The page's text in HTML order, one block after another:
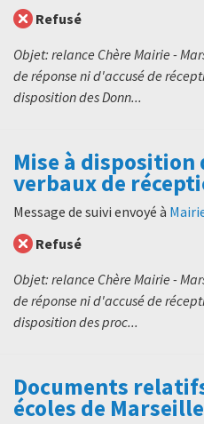
Refusé
Objet: relance Chère Mairie -
de réponse ni d'accusé de
disposition des Donn...
Mise à disposition
verbaux de
Message de suivi envoyé à
Refusé
Objet: relance Chère Mairie -
de réponse ni d'accusé de
disposition des proc...
Documents
écoles de Marseille